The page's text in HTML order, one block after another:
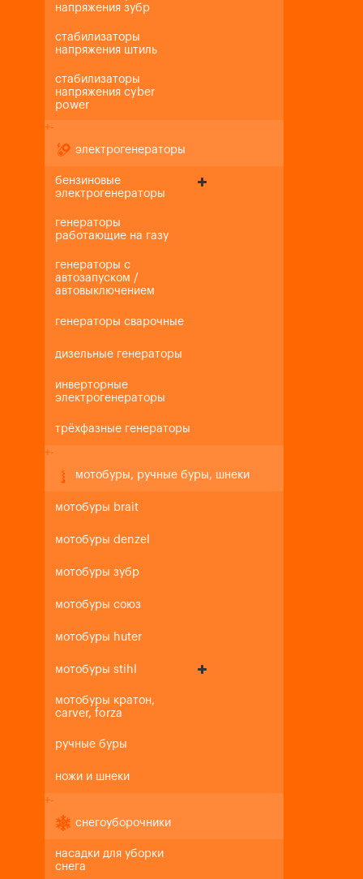
напряжения зубр
стабилизаторы
напряжения штиль
стабилизаторы
напряжения cyber
power
+-
электрогенераторы
бензиновые
электрогенераторы
генераторы
работающие на газу
генераторы с
автозапуском /
автовыключением
генераторы сварочные
дизельные генераторы
инверторные
электрогенераторы
трёхфазные генераторы
+-
мотобуры, ручные буры, шнеки
мотобуры brait
мотобуры denzel
мотобуры зубр
мотобуры союз
мотобуры huter
мотобуры stihl
мотобуры кратон,
carver, forza
ручные буры
ножи и шнеки
+-
снегоуборочники
насадки для уборки
снега